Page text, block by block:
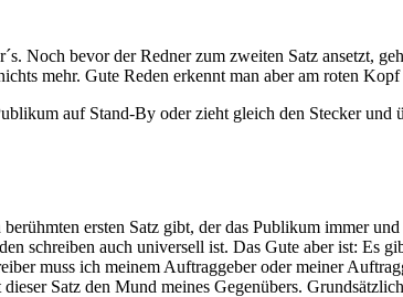
Noch bevor der Redner zum zweiten Satz ansetzt,
mehr. Gute Reden erkennt man aber am roten
auf Stand-By oder zieht gleich den Stecker
ersten Satz gibt, der das Publikum immer
schreiben auch universell ist. Das Gute aber ist: Es
muss ich meinem Auftraggeber oder meiner
Satz den Mund meines Gegenübers.